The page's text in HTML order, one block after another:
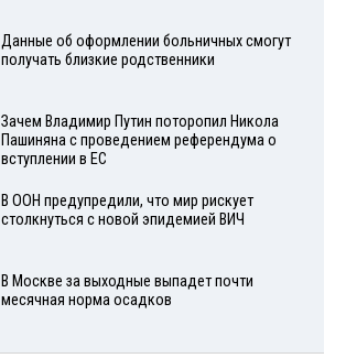
Данные об оформлении больничных смогут
получать близкие родственники
Зачем Владимир Путин поторопил Никола
Пашиняна с проведением референдума о
вступлении в ЕС
В ООН предупредили, что мир рискует
столкнуться с новой эпидемией ВИЧ
В Москве за выходные выпадет почти
месячная норма осадков